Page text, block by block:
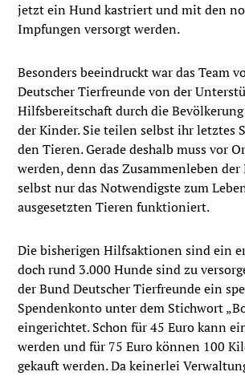
jetzt ein Hund kastriert und mit den
Impfungen versorgt werden.
Besonders beeindruckt war das Team
Deutscher Tierfreunde von der
Hilfsbereitschaft durch die
der Kinder. Sie teilen selbst ihr letztes
den Tieren. Gerade deshalb muss vor
werden, denn das Zusammenleben der
selbst nur das Notwendigste zum
ausgesetzten Tieren funktioniert.
Die bisherigen Hilfsaktionen sind ein
doch rund 3.000 Hunde sind zu
der Bund Deutscher Tierfreunde ein
Spendenkonto unter dem Stichwort
eingerichtet. Schon für 45 Euro kann
werden und für 75 Euro können 100
gekauft werden. Da keinerlei